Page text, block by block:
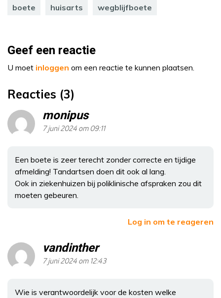
boete huisarts wegblijfboete
Geef een reactie
U moet inloggen om een reactie te kunnen plaatsen.
Reacties (3)
monipus
7 juni 2024 om 09:11
Een boete is zeer terecht zonder correcte en tijdige
afmelding! Tandartsen doen dit ook al lang.
Ook in ziekenhuizen bij poliklinische afspraken zou dit
moeten gebeuren.
Log in om te reageren
vandinther
7 juni 2024 om 12:43
Wie is verantwoordelijk voor de kosten welke